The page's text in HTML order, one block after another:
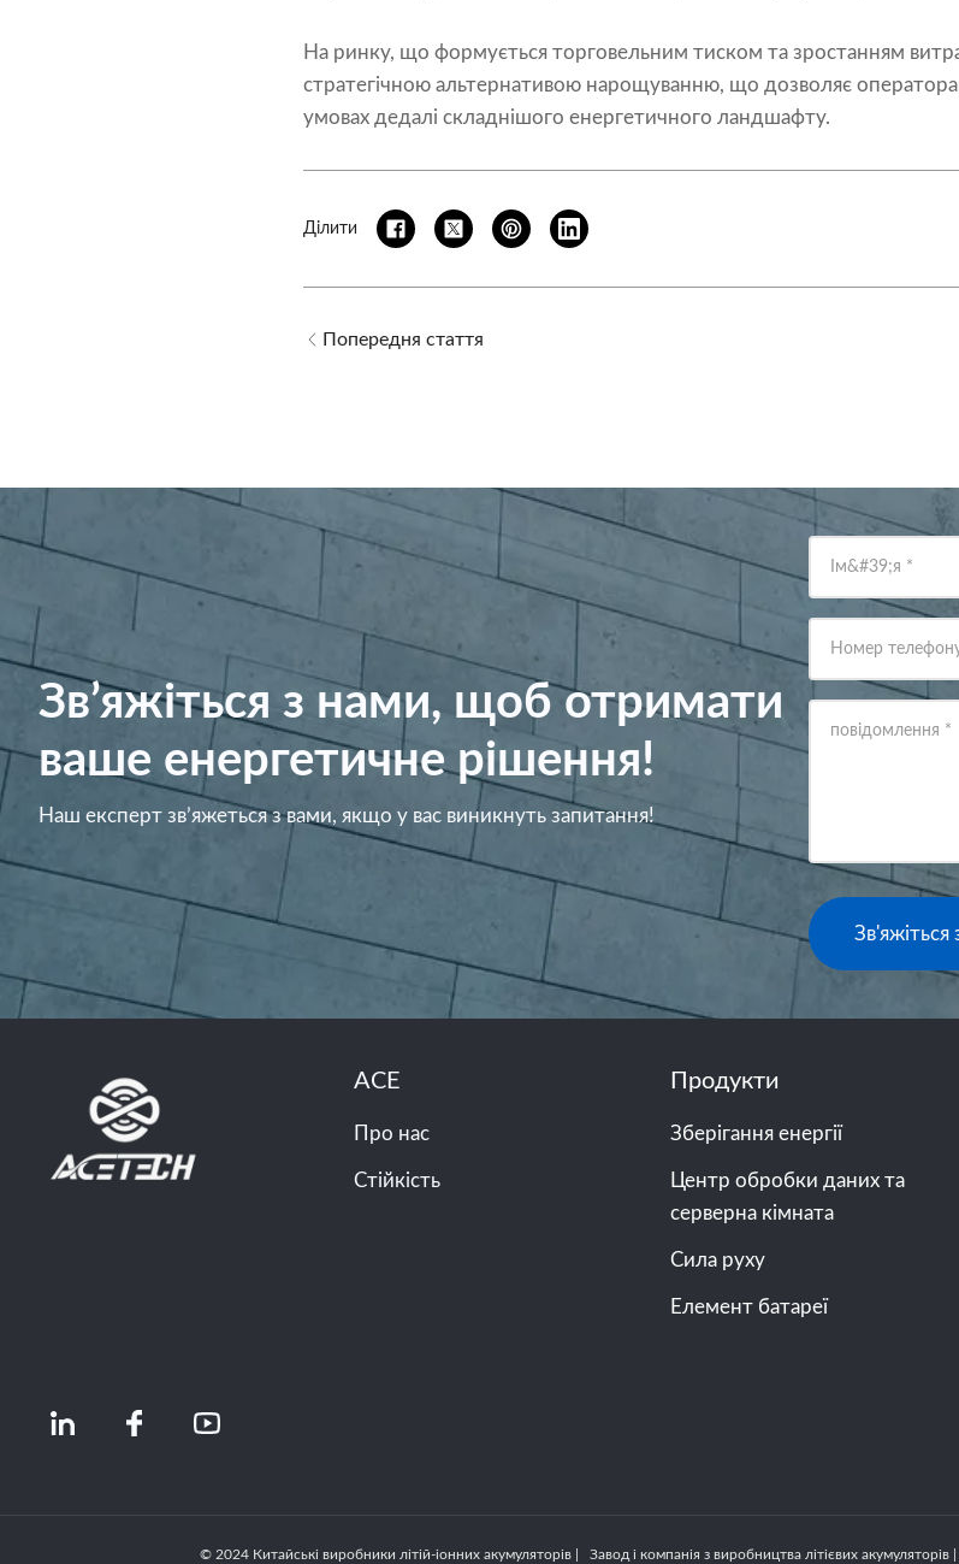
На ринку, що формується торговельним тиском та зростанням
стратегічною альтернативою нарощуванню, що дозволяє
умовах дедалі складнішого енергетичного ландшафту.
Ділити
Попередня стаття
Зв’яжіться з нами, щоб отримати
ваше енергетичне рішення!
Наш експерт зв’яжеться з вами, якщо у вас виникнуть запитання!
Ім&#39;я *
Номер
повідомлення *
Зв'яжіться
ACE
Про нас
Стійкість
Продукти
Зберігання енергії
Центр обробки даних та
серверна кімната
Сила руху
Елемент батареї
© 2024 Китайські виробники літій-іонних акумуляторів | Завод і компанія з виробництва літієвих